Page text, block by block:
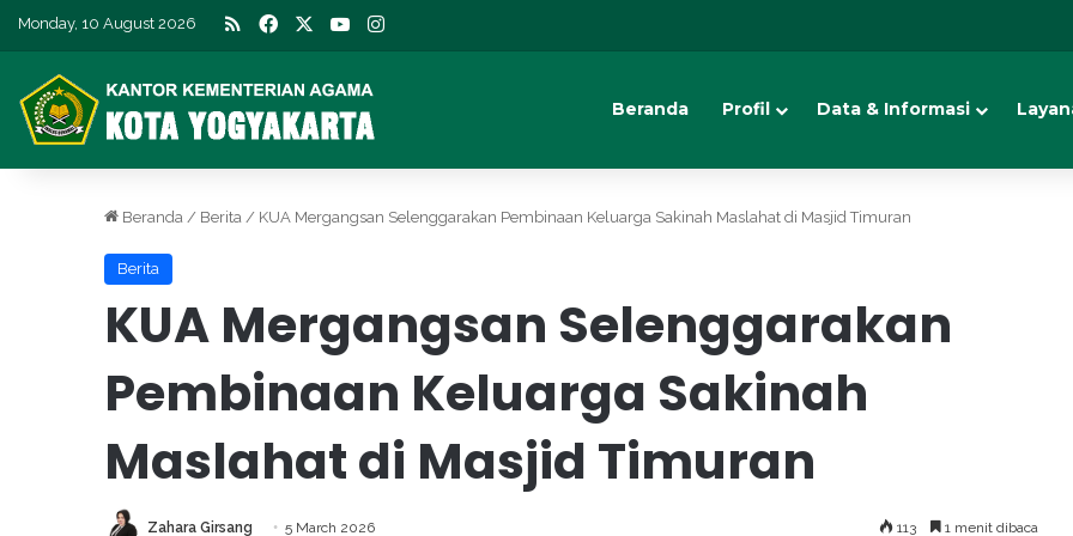
Monday, 10 August 2026 RSS Facebook YouTube
Beranda Profil Data & Informasi
Beranda / Berita / KUA Mergangsan Selenggarakan Pembinaan Keluarga Sakinah Maslahat di Masjid Timuran
Berita
KUA Mergangsan Selenggarakan
Pembinaan Keluarga Sakinah
Maslahat di Masjid Timuran
Zahara Girsang 5 March 2026 113 1 menit dibaca